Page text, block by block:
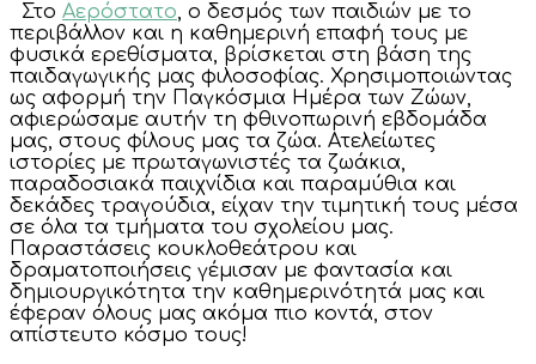
Στο Αερόστατο, ο δεσμός των παιδιών με το
περιβάλλον και η καθημερινή επαφή τους με
φυσικά ερεθίσματα, βρίσκεται στη βάση της
παιδαγωγικής μας φιλοσοφίας. Χρησιμοποιώντας
ως αφορμή την Παγκόσμια Ημέρα των Ζώων,
αφιερώσαμε αυτήν τη φθινοπωρινή εβδομάδα
μας, στους φίλους μας τα ζώα. Ατελείωτες
ιστορίες με πρωταγωνιστές τα ζωάκια,
παραδοσιακά παιχνίδια και παραμύθια και
δεκάδες τραγούδια, είχαν την τιμητική τους μέσα
σε όλα τα τμήματα του σχολείου μας.
Παραστάσεις κουκλοθεάτρου και
δραματοποιήσεις γέμισαν με φαντασία και
δημιουργικότητα την καθημερινότητά μας και
έφεραν όλους μας ακόμα πιο κοντά, στον
απίστευτο κόσμο τους!